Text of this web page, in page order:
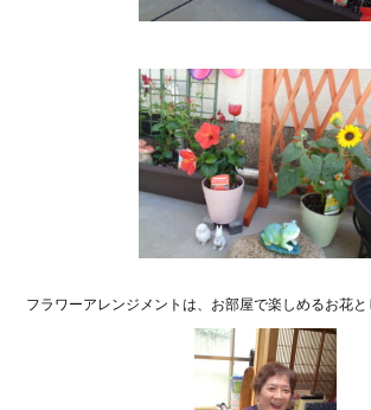
フラワーアレンジメントは、お部屋で楽しめるお花と